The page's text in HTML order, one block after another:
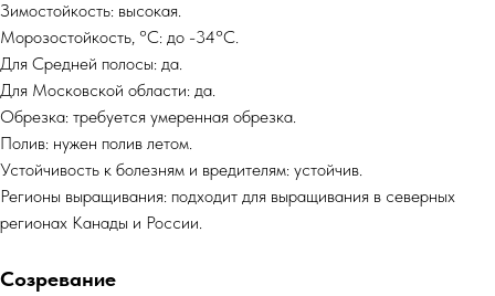
Зимостойкость: высокая.
Морозостойкость, °C: до -34°С.
Для Средней полосы: да.
Для Московской области: да.
Обрезка: требуется умеренная обрезка.
Полив: нужен полив летом.
Устойчивость к болезням и вредителям: устойчив.
Регионы выращивания: подходит для выращивания в северных
регионах Канады и России.
Созревание